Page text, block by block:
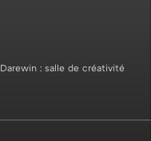
Darewin : salle de créativité